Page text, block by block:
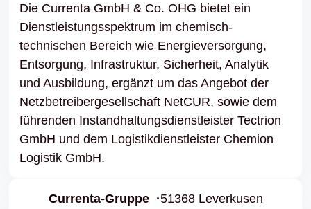
Die Currenta GmbH & Co. OHG bietet ein
Dienstleistungsspektrum im chemisch-
technischen Bereich wie Energieversorgung,
Entsorgung, Infrastruktur, Sicherheit, Analytik
und Ausbildung, ergänzt um das Angebot der
Netzbetreibergesellschaft NetCUR, sowie dem
führenden Instandhaltungsdienstleister Tectrion
GmbH und dem Logistikdienstleister Chemion
Logistik GmbH.
Currenta-Gruppe 51368 Leverkusen